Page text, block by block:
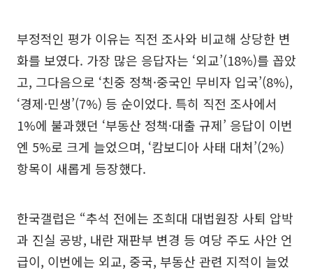
부정적인 평가 이유는 직전 조사와 비교해 상당한 변
화를 보였다. 가장 많은 응답자는 ‘외교’(18%)를 꼽았
고, 그다음으로 ‘친중 정책·중국인 무비자 입국’(8%),
‘경제·민생’(7%) 등 순이었다. 특히 직전 조사에서
1%에 불과했던 ‘부동산 정책·대출 규제’ 응답이 이번
엔 5%로 크게 늘었으며, ‘캄보디아 사태 대처’(2%)
항목이 새롭게 등장했다.
한국갤럽은 “추석 전에는 조희대 대법원장 사퇴 압박
과 진실 공방, 내란 재판부 변경 등 여당 주도 사안 언
급이, 이번에는 외교, 중국, 부동산 관련 지적이 늘었